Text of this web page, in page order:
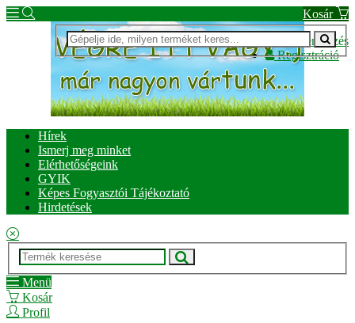
Kosár
Bejelentkezés
Regisztráció
Hírek
Ismerj meg minket
Elérhetőségeink
GYIK
Képes Fogyasztói Tájékoztató
Hirdetések
Menü
Kosár
Profil